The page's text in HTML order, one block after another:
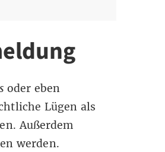
oder eben
Lügen als
Außerdem
werden.